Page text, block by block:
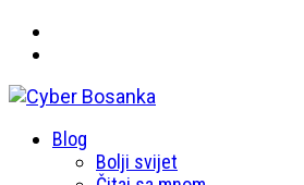
Cyber Bosanka
Primary
Blog
Bolji svijet